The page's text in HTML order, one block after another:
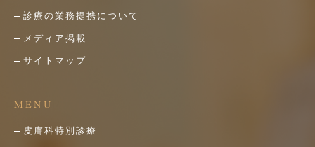
診療の業務提携について
メディア掲載
サイトマップ
MENU
皮膚科特別診療